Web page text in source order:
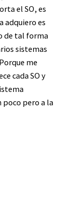
el SO, es
adquiero es
de tal forma
sistemas
me
cada SO y
pero a la